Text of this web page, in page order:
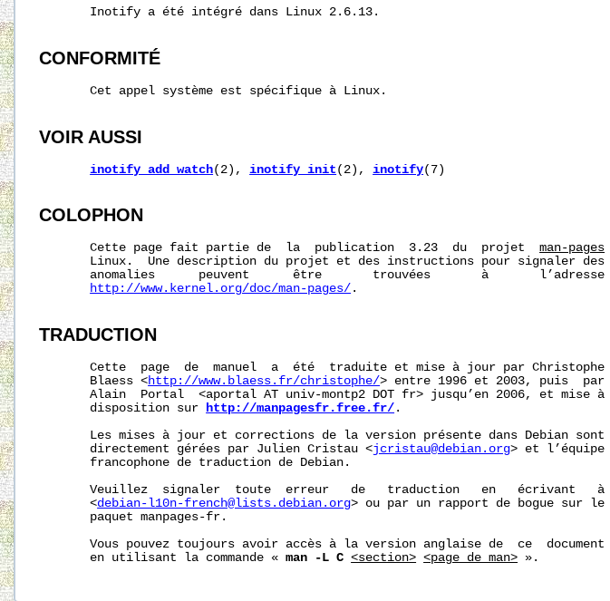
       Inotify a été intégré dans Linux 2.6.13.
CONFORMITÉ
       Cet appel système est spécifique à Linux.
VOIR AUSSI
inotify_add_watch(2), inotify_init (2), inotify(7)
COLOPHON
       Cette page fait partie de  la  publication  3.23  du  projet
man-pages
       Linux.  Une description du projet et des instructions pour signaler des
       anomalies      peuvent      être       trouvées       à       l’adresse
http://www.kernel.org/doc/man-pages/ .
TRADUCTION
       Cette  page  de  manuel  a  été  traduite et mise à jour par Christophe
       Blaess <
http://www.blaess.fr/christophe/> entre 1996 et 2003, puis  par
       Alain  Portal  <aportal AT univ-montp2 DOT fr> jusqu’en 2006, et mise à
       disposition sur
http://manpagesfr.free.fr/ .
       Les mises à jour et corrections de la version présente dans Debian sont
       directement gérées par Julien Cristau <
jcristau@debian.org> et l’équipe
       francophone de traduction de Debian.
       Veuillez  signaler  toute  erreur   de   traduction   en   écrivant   à
       <
debian-l10n-french@lists.debian.org> ou par un rapport de bogue sur le
       paquet manpages-fr.
       Vous pouvez toujours avoir accès à la version anglaise de  ce  document
       en utilisant la commande «
man -L C <section> <page_de_man>